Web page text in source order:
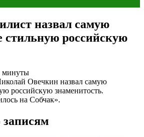
назвал самую
стильную российскую
минуты
Овечкин назвал самую
российскую знаменитость.
на Собчак».